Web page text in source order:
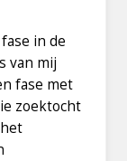
in de
van mij
fase met
zoektocht